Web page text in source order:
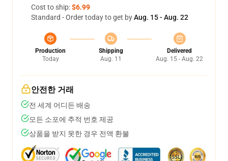
Cost to ship:$6.99
Standard - Order today to get byAug. 15 - Aug. 22
Production
Today
Shipping
Aug. 11
Delivered
Aug. 15 - Aug. 22
안전한 거래
전 세계 어디든 배송
모든 소포에 추적 번호 제공
상품을 받지 못한 경우 전액 환불